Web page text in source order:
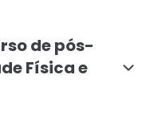
de pós-
Física e